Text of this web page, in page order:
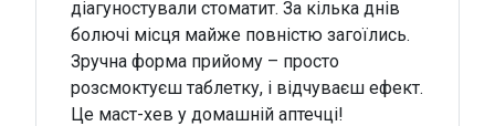
діагуностували стоматит. За кілька днів
болючі місця майже повністю загоїлись.
Зручна форма прийому – просто
розсмоктуєш таблетку, і відчуваєш ефект.
Це маст-хев у домашній аптечці!